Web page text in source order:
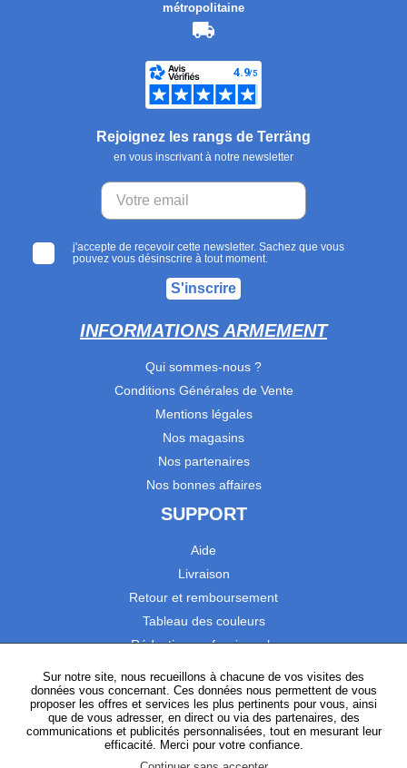
métropolitaine
Rejoignez les rangs de Terräng
en vous inscrivant à notre newsletter
j'accepte de recevoir cette newsletter. Sachez que vous
pouvez vous désinscrire à tout moment.
S'inscrire
INFORMATIONS ARMEMENT
Qui sommes-nous ?
Conditions Générales de Vente
Mentions légales
Nos magasins
Nos partenaires
Nos bonnes affaires
SUPPORT
Aide
Livraison
Retour et remboursement
Tableau des couleurs
Réduction professionnels
Catalogues
Satisfaction Clients
SUIVEZ-NOUS
Sur notre site, nous recueillons à chacune de vos visites des
données vous concernant. Ces données nous permettent de vous
proposer les offres et services les plus pertinents pour vous, ainsi
que de vous adresser, en direct ou via des partenaires, des
communications et publicités personnalisées, tout en mesurant leur
efficacité. Merci pour votre confiance.